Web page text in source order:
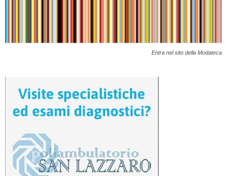
Entra nel sito della Modateca